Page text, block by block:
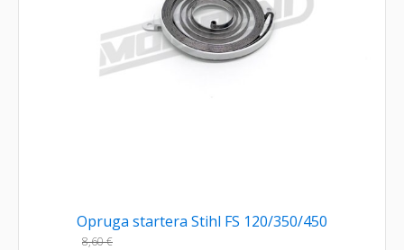
Opruga startera Stihl FS 120/350/450
8,60€